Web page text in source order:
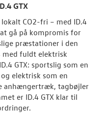
GTX
CO2-fri – med ID.4
gå på kompromis for
præstationer i den
med fuldt elektrisk
GTX: sportslig som en
elektrisk som en
anhængertræk, tagbøjler
er ID.4 GTX klar til